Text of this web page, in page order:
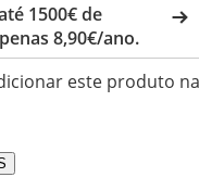
1500€ de
8,90€/ano.
este produto na